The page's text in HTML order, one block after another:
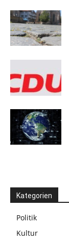
Kategorien
Politik
Kultur